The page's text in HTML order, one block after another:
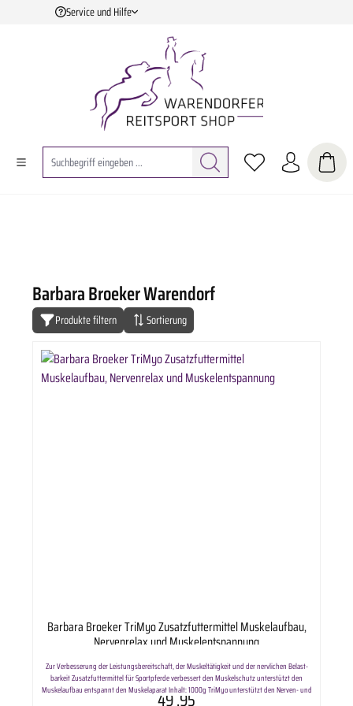
Zum Hauptinhalt springen
Service und Hilfe
Barbara Broeker Warendorf
Produkte filtern Sortierung
Barbara Broeker TriMyo Zusatzfuttermittel Muskelaufbau,
Nervenrelax und Muskelentspannung
Zur Verbesserung der Leistungs­bereit­schaft, der Muskel­tätig­keit und der nerv­lichen Belast­
barkeit Zusatzfuttermittel für Sportpferde verbessert den Muskelschutz unterstützt den
Muskelaufbau entspannt den Muskelaparat Inhalt: 1000g TriMyo unterstützt den Nerven- und
Muskelstoffwechsel und hilft den Pferden bei Stresssituationen. Es enthält hoch verfügbares
49.95